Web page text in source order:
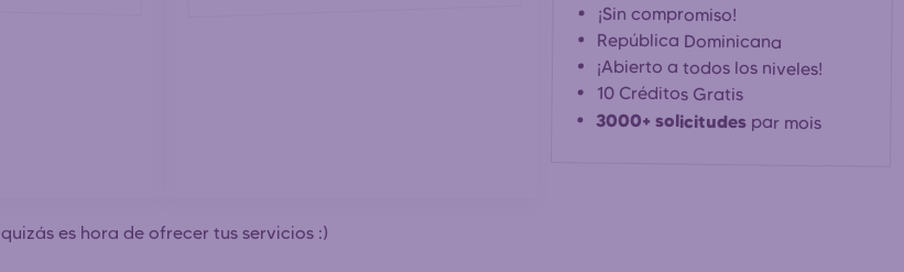
¡Sin compromiso!
República Dominicana
¡Abierto a todos los niveles!
10 Créditos Gratis
3000+ solicitudes par mois
quizás es hora de ofrecer tus servicios :)